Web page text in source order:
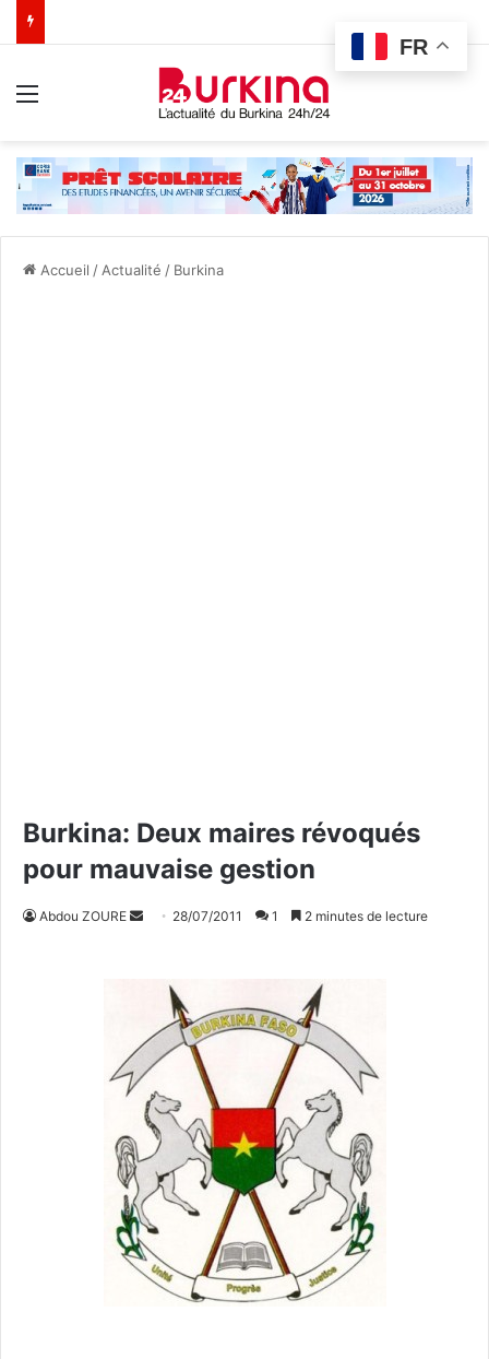
Accueil / Actualité / Burkina
Burkina: Deux maires révoqués
pour mauvaise gestion
Abdou ZOURE
e
r
u
n
u
r
r
i
28/07/2011 1 2 minutes de lecture
FR